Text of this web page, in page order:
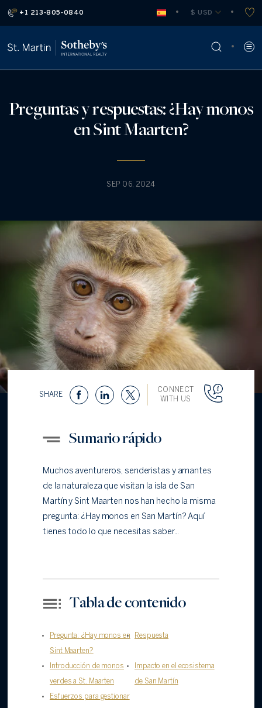
+1 213-805-0840 $ USD
Preguntas y respuestas: ¿Hay monos
en Sint Maarten?
SEP 06, 2024
SHARE
CONNECT
WITH US
Sumario rápido
Muchos aventureros, senderistas y amantes
de la naturaleza que visitan la isla de San
Martín y Sint Maarten nos han hecho la misma
pregunta: ¿Hay monos en San Martín? Aquí
tienes todo lo que necesitas saber...
Tabla de contenido
Pregunta: ¿Hay monos en
Sint Maarten?
Respuesta
Introducción de monos
verdes a St. Maarten
Impacto en el ecosistema
de San Martín
Esfuerzos para gestionar